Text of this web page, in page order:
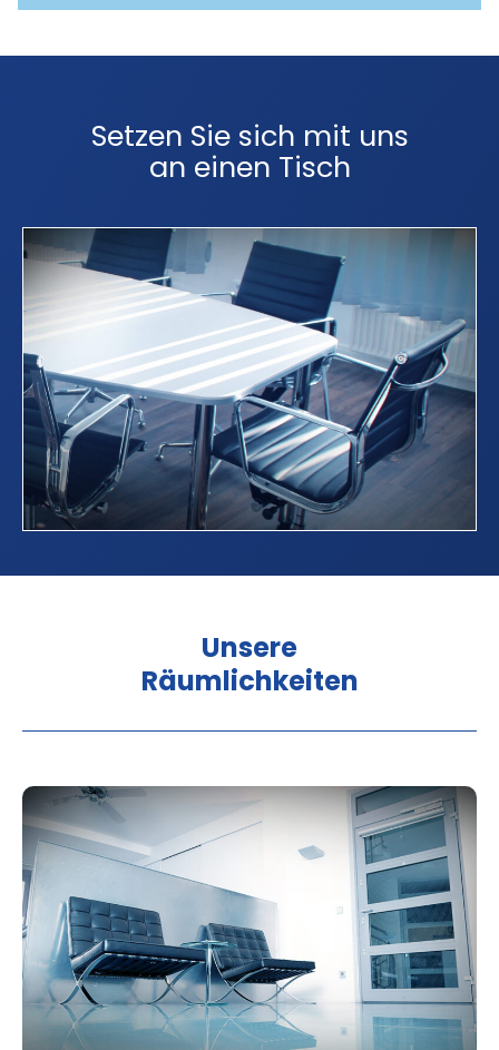
Setzen Sie sich mit uns
an einen Tisch
Unsere
Räumlichkeiten